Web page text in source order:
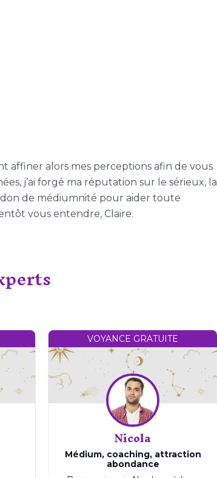
affiner alors mes perceptions afin de vous
j’ai forgé ma réputation sur le sérieux, la
don de médiumnité pour aider toute
vous entendre, Claire.
VOYANCE GRATUITE
Nicola
Médium, coaching, attraction
abondance